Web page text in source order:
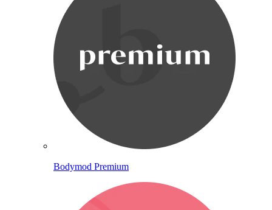
Bodymod Premium